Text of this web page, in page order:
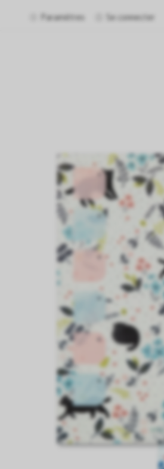
Paramètres Se connecter